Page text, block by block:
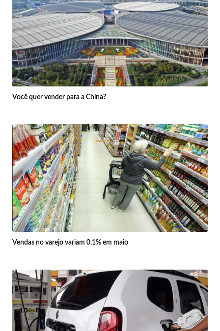
Você quer vender para a China?
Vendas no varejo variam 0,1% em maio